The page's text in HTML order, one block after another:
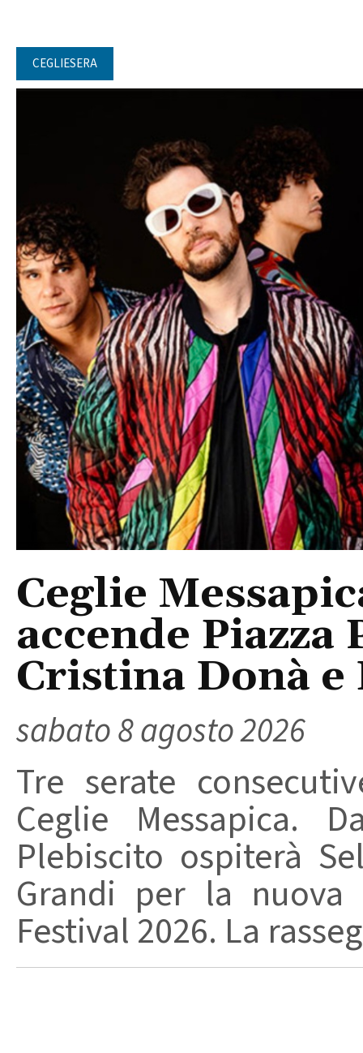
CEGLIESERA
Ceglie
accende
Cristina Donà
sabato 8 agosto 2026
Tre serate
Ceglie Messapica.
Plebiscito ospiterà
Grandi per la
Festival 2026. La